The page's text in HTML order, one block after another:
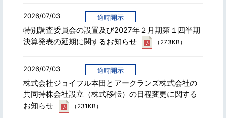
2026/07/03 適時開示
特別調査委員会の設置及び2027年２月期第１四半期
決算発表の延期に関するお知らせ
（273KB）
2026/07/03 適時開示
株式会社ジョイフル本田とアークランズ株式会社の
共同持株会社設立（株式移転）の日程変更に関する
お知らせ
（231KB）